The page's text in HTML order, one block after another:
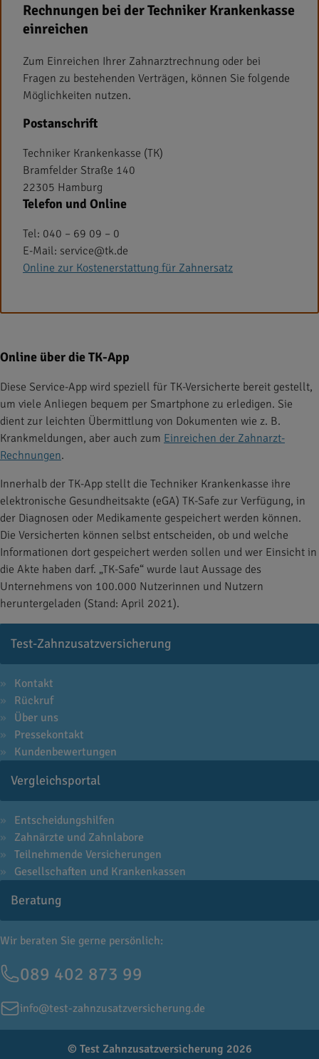
Rechnungen bei der Techniker Krankenkasse
einreichen
Zum Einreichen Ihrer Zahnarztrechnung oder bei
Fragen zu bestehenden Verträgen, können Sie folgende
Möglichkeiten nutzen.
Postanschrift
Techniker Krankenkasse (TK)
Bramfelder Straße 140
22305 Hamburg
Telefon und Online
Tel: 040 – 69 09 – 0
E-Mail: service@tk.de
Online zur Kostenerstattung für Zahnersatz
Online über die TK-App
Diese Service-App wird speziell für TK-Versicherte bereit gestellt,
um viele Anliegen bequem per Smartphone zu erledigen. Sie
dient zur leichten Übermittlung von Dokumenten wie z. B.
Krankmeldungen, aber auch zum Einreichen der Zahnarzt-
Rechnungen.
Innerhalb der TK-App stellt die Techniker Krankenkasse ihre
elektronische Gesundheitsakte (eGA) TK-Safe zur Verfügung, in
der Diagnosen oder Medikamente gespeichert werden können.
Die Versicherten können selbst entscheiden, ob und welche
Informationen dort gespeichert werden sollen und wer Einsicht in
die Akte haben darf. „TK-Safe“ wurde laut Aussage des
Unternehmens von 100.000 Nutzerinnen und Nutzern
heruntergeladen (Stand: April 2021).
Test-Zahnzusatzversicherung
Kontakt
Rückruf
Über uns
Pressekontakt
Kundenbewertungen
Vergleichsportal
Entscheidungshilfen
Zahnärzte und Zahnlabore
Teilnehmende Versicherungen
Gesellschaften und Krankenkassen
Beratung
Wir beraten Sie gerne persönlich:
089 402 873 99
info@test-zahnzusatzversicherung.de
© Test Zahnzusatzversicherung 2026